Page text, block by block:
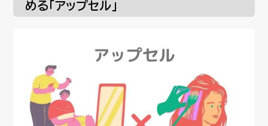
める「アップセル」